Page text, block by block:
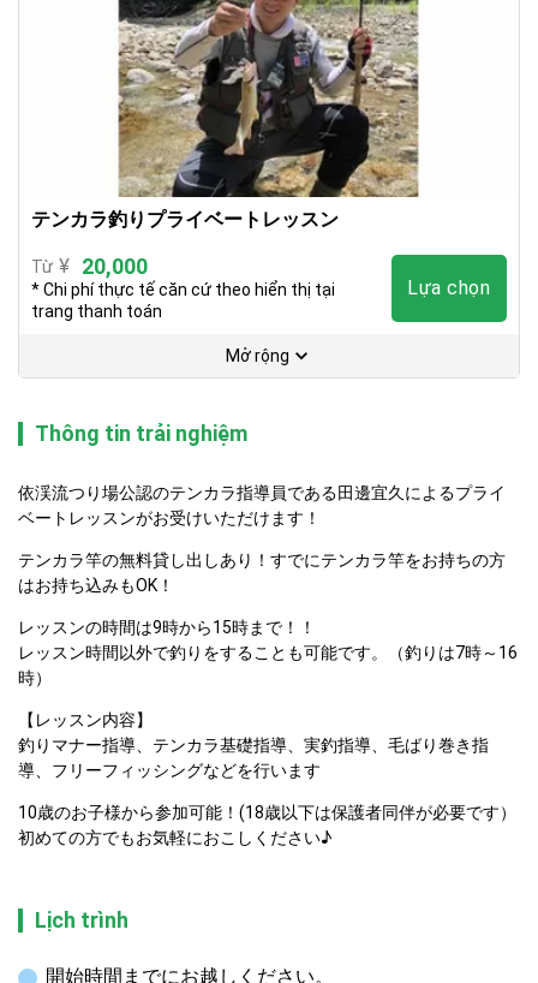
テンカラ釣りプライベートレッスン
Từ ¥ 20,000
* Chi phí thực tế căn cứ theo hiển thị tại
trang thanh toán
Lựa chọn
Mở rộng
Thông tin trải nghiệm
依渓流つり場公認のテンカラ指導員である田邊宜久によるプライ
ベートレッスンがお受けいただけます！
テンカラ竿の無料貸し出しあり！すでにテンカラ竿をお持ちの方
はお持ち込みもOK！
レッスンの時間は9時から15時まで！！
レッスン時間以外で釣りをすることも可能です。（釣りは7時～16
時）
【レッスン内容】
釣りマナー指導、テンカラ基礎指導、実釣指導、毛ばり巻き指
導、フリーフィッシングなどを行います
10歳のお子様から参加可能！(18歳以下は保護者同伴が必要です）
初めての方でもお気軽におこしください♪
Lịch trình
開始時間までにお越しください。